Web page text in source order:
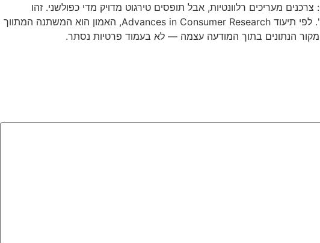
מפרסמים שמשקיעים ב-AI personalization צריכים לקרוא את Cloarec (2024): צרכנים מעריכים רלוונטיות, אבל תופסים טירגוט מדויק מדי כפולשני. זהו
הפרסונליזציה–פרטיות פרדוקס — ככל שהמסר מדויק יותר, כך גדל חשש ה"מעקב". לפי תיעוד Advances in Consumer Research, האמון הוא המשתנה המתווך
הנתונים בתוך המודעה עצמה — לא בעמוד פרטיות נסתר.